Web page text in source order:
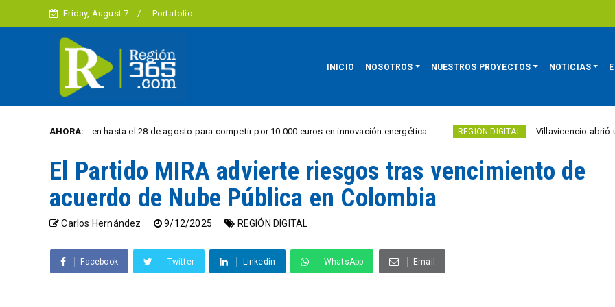
Friday, August 7 Portafolio
INICIO NOSOTROS NUESTROS PROYECTOS NOTICIAS
AHORA:
el 28 de agosto para competir por 10.000 euros en innovación energética REGIÓN DIGITAL Villavicencio abrió un nuevo Punto Vive Digital
El Partido MIRA advierte riesgos tras vencimiento de
acuerdo de Nube Pública en Colombia
Carlos Hernández 9/12/2025 REGIÓN DIGITAL
Facebook Twitter Linkedin WhatsApp Email